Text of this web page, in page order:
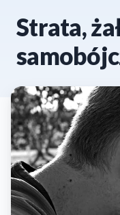
Strata,